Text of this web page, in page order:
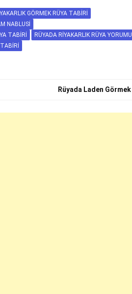
GÖRMEK RÜYA TABIRI
NABLUSI
TABIRI
RÜYADA RIYAKARLIK RÜYA YORUMU
Rüyada Laden Görmek